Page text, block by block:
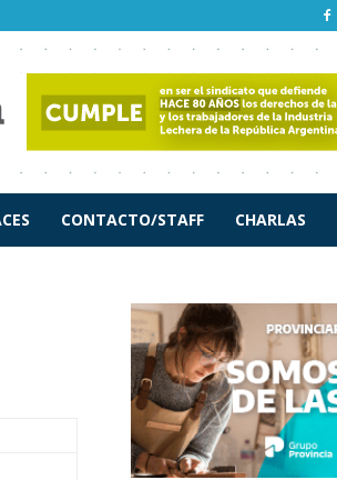
CONTACTO/STAFF CHARLAS